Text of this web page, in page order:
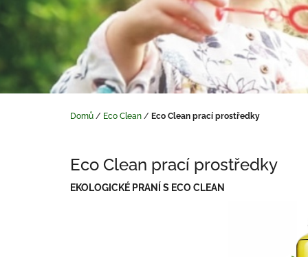
Domů / Eco Clean / Eco Clean prací prostředky
Eco Clean prací prostředky
EKOLOGICKÉ PRANÍ S ECO CLEAN